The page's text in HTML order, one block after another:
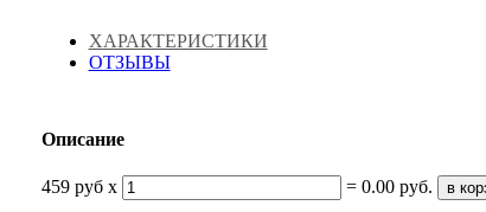
ХАРАКТЕРИСТИКИ
ОТЗЫВЫ
Описание
459 руб x = 0.00руб. в